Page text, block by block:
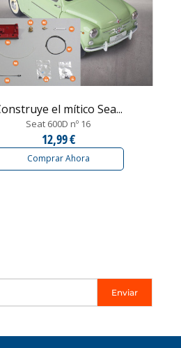
el mítico Sea...
Seat 600D nº 16
12,99 €
Comprar Ahora
Enviar